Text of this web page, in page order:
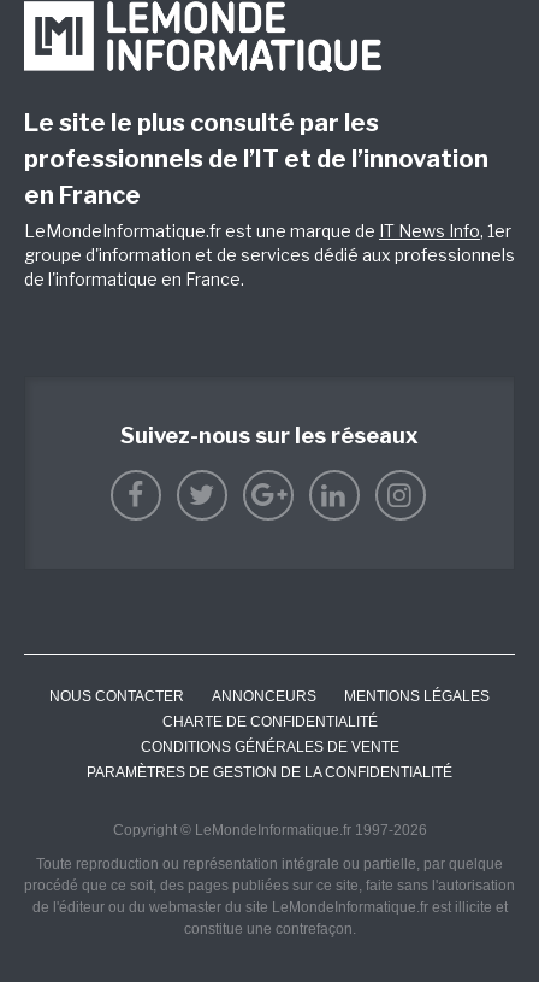
Le site le plus consulté par les
professionnels de l’IT et de l’innovation
en France
LeMondeInformatique.fr est une marque de IT News Info, 1er
groupe d'information et de services dédié aux professionnels
de l'informatique en France.
Suivez-nous sur les réseaux
NOUS CONTACTER ANNONCEURS
MENTIONS LÉGALES
CHARTE DE CONFIDENTIALITÉ
CONDITIONS GÉNÉRALES DE VENTE
PARAMÈTRES DE GESTION DE LA CONFIDENTIALITÉ
Copyright © LeMondeInformatique.fr 1997-2026
Toute reproduction ou représentation intégrale ou partielle, par quelque
procédé que ce soit, des pages publiées sur ce site, faite sans l'autorisation
de l'éditeur ou du webmaster du site LeMondeInformatique.fr est illicite et
constitue une contrefaçon.